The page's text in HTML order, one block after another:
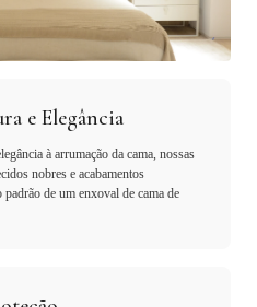
e Elegância
à arrumação da cama, nossas
nobres e acabamentos
de um enxoval de cama de